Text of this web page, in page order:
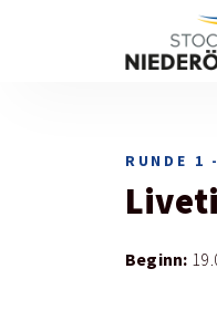
RUNDE 1
Beginn: